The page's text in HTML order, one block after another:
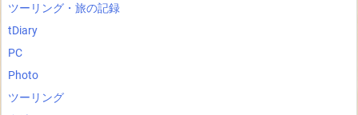
ツーリング・旅の記録
tDiary
PC
Photo
ツーリング